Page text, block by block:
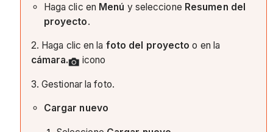
Haga clic en Menú y seleccione Resumen del
proyecto.
2. Haga clic en la foto del proyecto o en la
cámara.
icono
3. Gestionar la foto.
Cargar nuevo